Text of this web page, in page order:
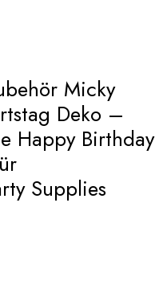
Micky
Deko –
Happy Birthday
Supplies